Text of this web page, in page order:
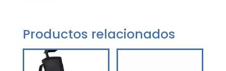
Productos relacionados